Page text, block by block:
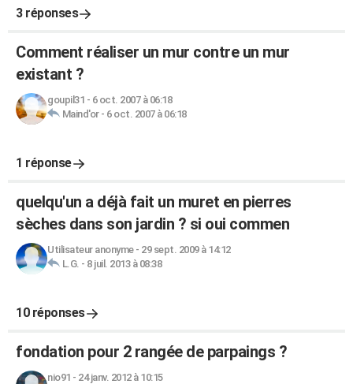
3 réponses
Comment réaliser un mur contre un mur
existant ?
goupil31 - 6 oct. 2007 à 06:18
Maind'or- 6 oct. 2007 à 06:18
1 réponse
quelqu'un a déjà fait un muret en pierres
sèches dans son jardin ? si oui commen
Utilisateur anonyme- 29 sept. 2009 à 14:12
L.G. - 8 juil. 2013 à 08:38
10 réponses
fondation pour 2 rangée de parpaings ?
nio91 - 24 janv. 2012 à 10:15